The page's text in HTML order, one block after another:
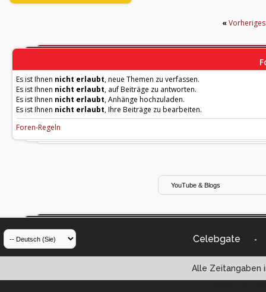
«
Es ist Ihnen nicht erlaubt, neue Themen zu verfassen.
Es ist Ihnen nicht erlaubt, auf Beiträge zu antworten.
Es ist Ihnen nicht erlaubt, Anhänge hochzuladen.
Es ist Ihnen nicht erlaubt, Ihre Beiträge zu bearbeiten.
Foren-Regeln
Celebgate -
Alle Zeitangaben